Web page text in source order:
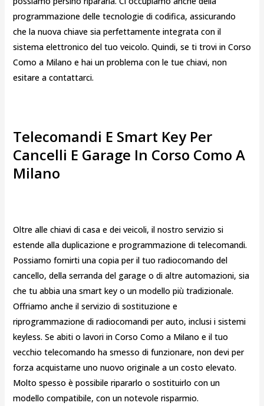
programmazione delle tecnologie di codifica, assicurando
che la nuova chiave sia perfettamente integrata con il
sistema elettronico del tuo veicolo. Quindi, se ti trovi in Corso
Como a Milano e hai un problema con le tue chiavi, non
esitare a contattarci.
Telecomandi E Smart Key Per
Cancelli E Garage In Corso Como A
Milano
Oltre alle chiavi di casa e dei veicoli, il nostro servizio si
estende alla duplicazione e programmazione di telecomandi.
Possiamo fornirti una copia per il tuo radiocomando del
cancello, della serranda del garage o di altre automazioni, sia
che tu abbia una smart key o un modello più tradizionale.
Offriamo anche il servizio di sostituzione e
riprogrammazione di radiocomandi per auto, inclusi i sistemi
keyless. Se abiti o lavori in Corso Como a Milano e il tuo
vecchio telecomando ha smesso di funzionare, non devi per
forza acquistarne uno nuovo originale a un costo elevato.
Molto spesso è possibile ripararlo o sostituirlo con un
modello compatibile, con un notevole risparmio.